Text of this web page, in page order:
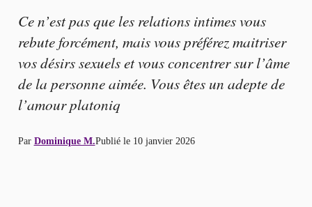
Ce n’est pas que les relations intimes vous
rebute forcément, mais vous préférez maitriser
vos désirs sexuels et vous concentrer sur l’âme
de la personne aimée. Vous êtes un adepte de
l’amour platoniq
Par Dominique M.Publié le 10 janvier 2026